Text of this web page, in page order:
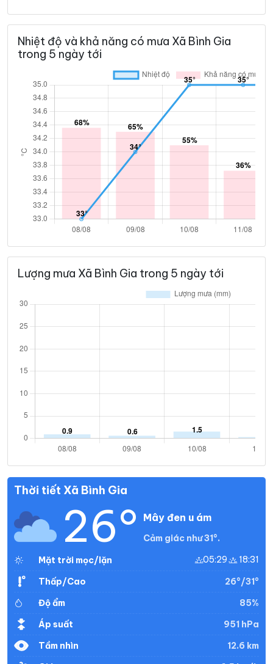
Nhiệt độ và khả năng có mưa Xã Bình Gia
trong 5 ngày tới
Lượng mưa Xã Bình Gia trong 5 ngày tới
Thời tiết Xã Bình Gia
26° Mây đen u ám
Cảm giác như 31°.
Mặt trời mọc/lặn
05:29 18:31
Thấp/Cao
26°/31°
Độ ẩm
85%
Áp suất
951 hPa
Tầm nhìn
12.6 km